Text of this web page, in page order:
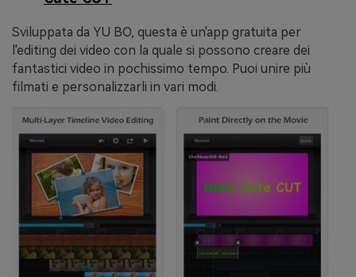
Sviluppata da YU BO, questa è un'app gratuita per
l'editing dei video con la quale si possono creare dei
fantastici video in pochissimo tempo. Puoi unire più
filmati e personalizzarli in vari modi.